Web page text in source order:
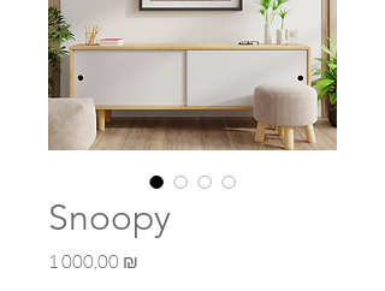
Snoopy
1 000,00 ₪